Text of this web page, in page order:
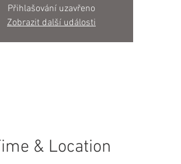
Přihlašování uzavřeno
Zobrazit další události
& Location